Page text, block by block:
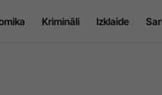
Krimināli Izklaide